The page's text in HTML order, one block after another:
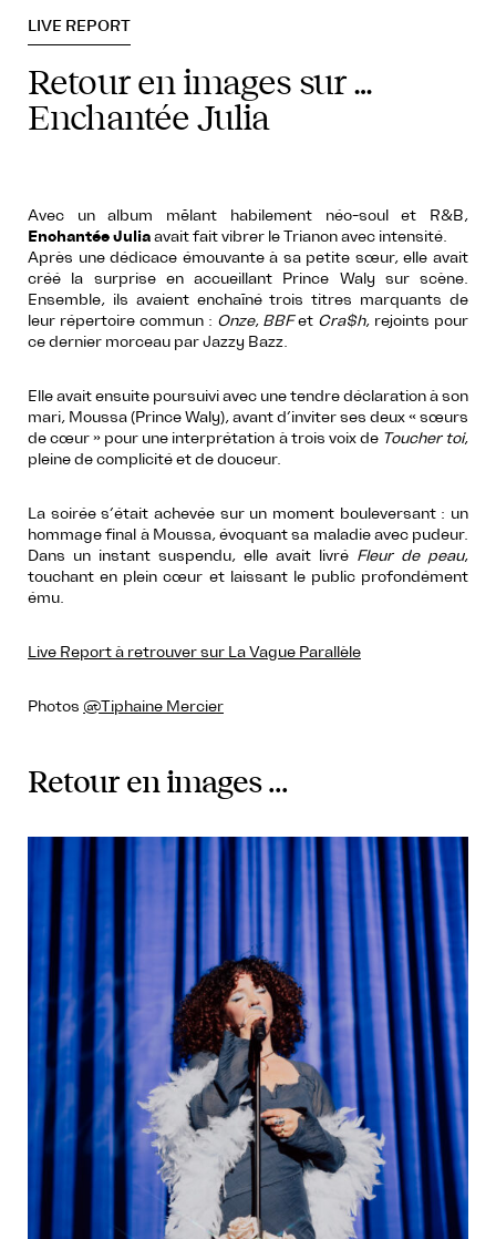
LIVE REPORT
Retour en images sur …
Enchantée Julia
Avec un album mêlant habilement néo-soul et R&B,
Enchantée Juliaavait fait vibrer le Trianon avec intensité.
Après une dédicace émouvante à sa petite sœur, elle avait
créé la surprise en accueillant Prince Waly sur scène.
Ensemble, ils avaient enchaîné trois titres marquants de
leur répertoire commun : Onze, BBFet Cra$h, rejoints pour
ce dernier morceau par Jazzy Bazz.
Elle avait ensuite poursuivi avec une tendre déclaration à son
mari, Moussa (Prince Waly), avant d’inviter ses deux « sœurs
de cœur » pour une interprétation à trois voix de Toucher toi,
pleine de complicité et de douceur.
La soirée s’était achevée sur un moment bouleversant : un
hommage final à Moussa, évoquant sa maladie avec pudeur.
Dans un instant suspendu, elle avait livré Fleur de peau,
touchant en plein cœur et laissant le public profondément
ému.
Live Report à retrouver sur La Vague Parallèle
Photos @Tiphaine Mercier
Retour en images ...